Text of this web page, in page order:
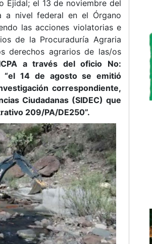
Ejidal; el 13 de noviembre del
a nivel federal en el Órgano
las acciones violatorias e
de la Procuraduría Agraria
derechos agrarios de las/os
a través del oficio No:
“el 14 de agosto se emitió
correspondiente,
Ciudadanas (SIDEC) que
209/PA/DE250”.